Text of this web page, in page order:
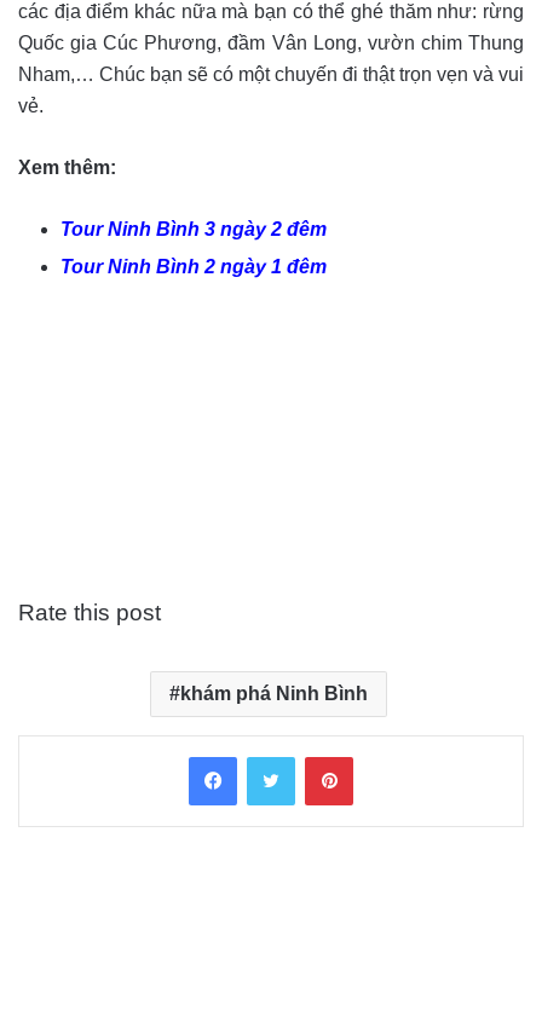
các địa điểm khác nữa mà bạn có thể ghé thăm như: rừng
Quốc gia Cúc Phương, đầm Vân Long, vườn chim Thung
Nham,… Chúc bạn sẽ có một chuyến đi thật trọn vẹn và vui
vẻ.
Xem thêm:
Tour Ninh Bình 3 ngày 2 đêm
Tour Ninh Bình 2 ngày 1 đêm
Rate this post
khám phá Ninh Bình
FacebookTwitter Pinterest